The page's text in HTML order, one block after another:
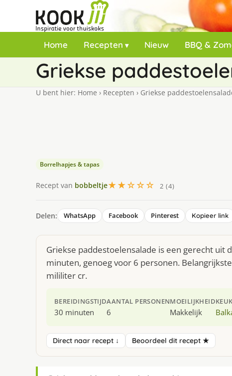
Home Recepten Nieuw BBQ &
Griekse
U bent hier: Home › Recepten › Griekse
Borrelhapjes & tapas
Recept van bobbeltje★★☆☆☆ 2 (4)
Delen: WhatsApp Facebook Pinterest Kopieer link
Griekse paddestoelensalade is een gerecht uit
minuten, genoeg voor 6 personen.
mililiter cr.
BEREIDINGSTIJD
30 minuten
AANTAL PERSONEN
6
MOEILIJKHEID
Makkelijk
Direct naar recept ↓ Beoordeel dit recept ★